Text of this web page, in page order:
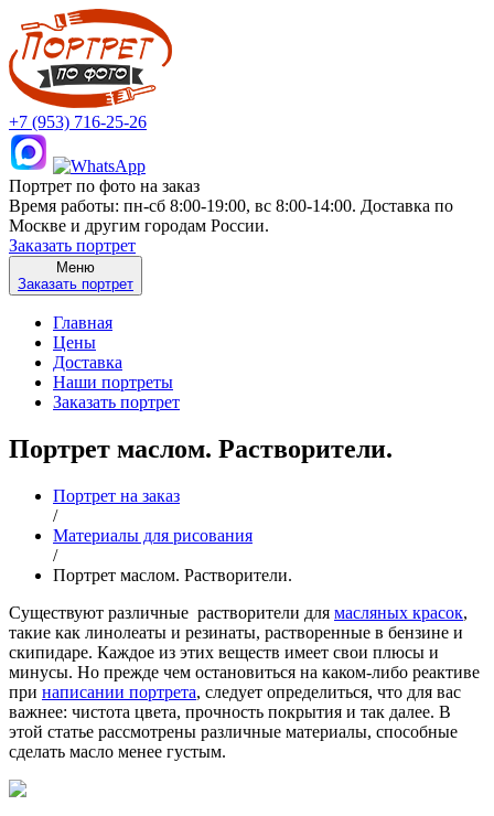
+7 (953) 716-25-26
Портрет по фото на заказ
Время работы: пн-сб 8:00-19:00, вс 8:00-14:00. Доставка по
Москве и другим городам России.
Заказать портрет
Меню
Заказать портрет
Главная
Цены
Доставка
Наши портреты
Заказать портрет
Портрет маслом. Растворители.
Портрет на заказ
/
Материалы для рисования
/
Портрет маслом. Растворители.
Существуют различные растворители для масляных красок,
такие как линолеаты и резинаты, растворенные в бензине и
скипидаре. Каждое из этих веществ имеет свои плюсы и
минусы. Но прежде чем остановиться на каком-либо реактиве
при написании портрета, следует определиться, что для вас
важнее: чистота цвета, прочность покрытия и так далее. В
этой статье рассмотрены различные материалы, способные
сделать масло менее густым.